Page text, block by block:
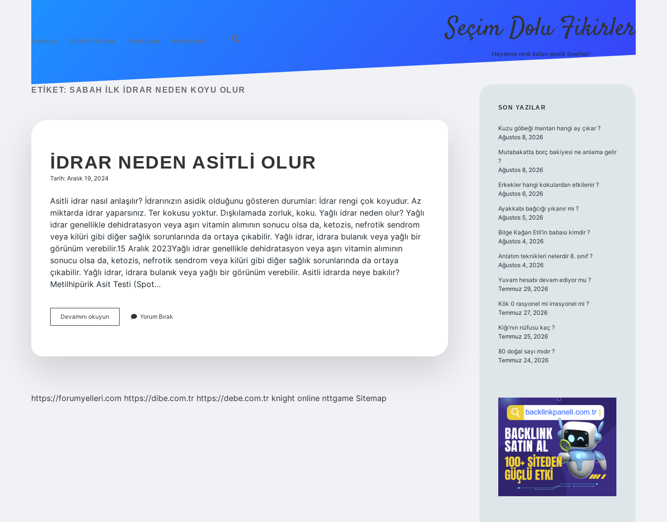
Anasayfa Gizlilik Politikası Yasal Uyarı Hakkımızda Seçim Dolu Fikirler
Hayatına renk katan pratik öneriler!
ETIKET: SABAH ILK IDRAR NEDEN KOYU OLUR
İDRAR NEDEN ASITLI OLUR
Tarih: Aralık 19, 2024
Asitli idrar nasıl anlaşılır? İdrarınızın asidik olduğunu gösteren durumlar: İdrar rengi çok koyudur. Az
miktarda idrar yaparsınız. Ter kokusu yoktur. Dışkılamada zorluk, koku. Yağlı idrar neden olur? Yağlı
idrar genellikle dehidratasyon veya aşırı vitamin alımının sonucu olsa da, ketozis, nefrotik sendrom
veya kilüri gibi diğer sağlık sorunlarında da ortaya çıkabilir. Yağlı idrar, idrara bulanık veya yağlı bir
görünüm verebilir.15 Aralık 2023Yağlı idrar genellikle dehidratasyon veya aşırı vitamin alımının
sonucu olsa da, ketozis, nefrotik sendrom veya kilüri gibi diğer sağlık sorunlarında da ortaya
çıkabilir. Yağlı idrar, idrara bulanık veya yağlı bir görünüm verebilir. Asitli idrarda neye bakılır?
Metilhipürik Asit Testi (Spot…
Devamını okuyun
Neden
Yorum Bırak
https://forumyelleri.com https://dibe.com.tr https://debe.com.tr knight online nttgame Sitemap
SIDEBAR
SON YAZILAR
Kuzu göbeği mantarı hangi ay çıkar ?
Ağustos 8, 2026
Mutabakatta borç bakiyesi ne anlama gelir
?
Ağustos 8, 2026
Erkekler hangi kokulardan etkilenir ?
Ağustos 6, 2026
Ayakkabı bağcığı yıkanır mı ?
Ağustos 5, 2026
Bilge Kağan Etil’in babası kimdir ?
Ağustos 4, 2026
Anlatım teknikleri nelerdir 8. sınıf ?
Ağustos 4, 2026
Yuvam hesabı devam ediyor mu ?
Temmuz 29, 2026
Kök 0 rasyonel mi irrasyonel mi ?
Temmuz 27, 2026
Kiğı’nın nüfusu kaç ?
Temmuz 25, 2026
80 doğal sayı mıdır ?
Temmuz 24, 2026